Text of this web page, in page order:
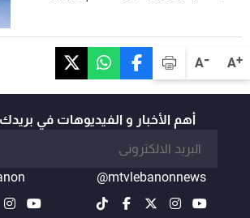
A+
A-
أهم الأخبار و الفيديوهات في بريدك
@mtvlebanonnews